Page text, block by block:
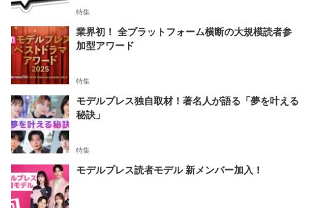
特集
業界初！ 全プラットフォーム横断の大規模読者参
加型アワード
特集
モデルプレス独自取材！著名人が語る「夢を叶える
秘訣」
特集
モデルプレス読者モデル 新メンバー加入！